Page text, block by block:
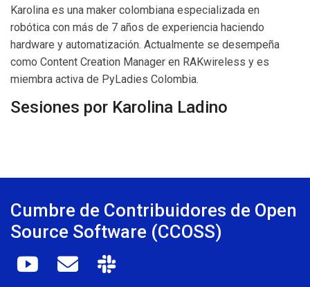
Karolina es una maker colombiana especializada en
robótica con más de 7 años de experiencia haciendo
hardware y automatización. Actualmente se desempeña
como Content Creation Manager en RAKwireless y es
miembra activa de PyLadies Colombia.
Sesiones por Karolina Ladino
Cumbre de Contribuidores de Open
Source Software (CCOSS)